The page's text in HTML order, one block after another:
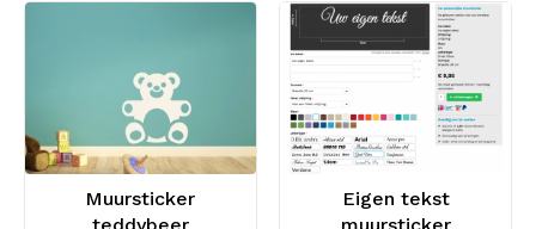
Muursticker
Eigen tekst